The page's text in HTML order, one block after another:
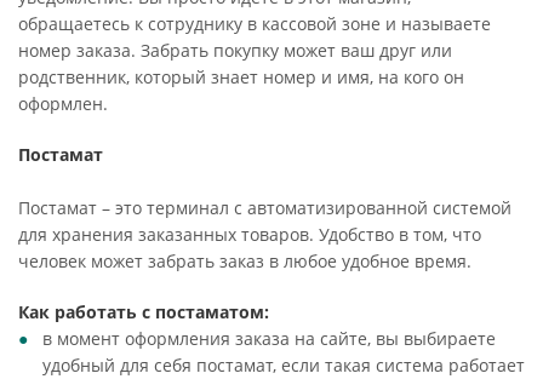
обращаетесь к сотруднику в кассовой зоне и называете
номер заказа. Забрать покупку может ваш друг или
родственник, который знает номер и имя, на кого он
оформлен.
Постамат
Постамат – это терминал с автоматизированной системой
для хранения заказанных товаров. Удобство в том, что
человек может забрать заказ в любое удобное время.
Как работать с постаматом:
в момент оформления заказа на сайте, вы выбираете
удобный для себя постамат, если такая система работает